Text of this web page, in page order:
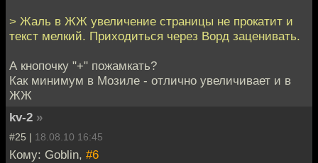
> Жаль в ЖЖ увеличение страницы не прокатит и
текст мелкий. Приходиться через Ворд заценивать.
А кнопочку "+" пожамкать?
Как минимум в Мозиле - отлично увеличивает и в
ЖЖ
kv-2 »
#25 | 18.08.10 16:45
Кому: Goblin, #6